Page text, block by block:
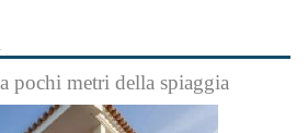
pochi metri della spiaggia